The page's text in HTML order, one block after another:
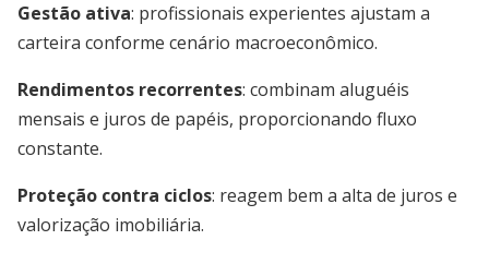
Gestão ativa: profissionais experientes ajustam a
carteira conforme cenário macroeconômico.
Rendimentos recorrentes: combinam aluguéis
mensais e juros de papéis, proporcionando fluxo
constante.
Proteção contra ciclos: reagem bem a alta de juros e
valorização imobiliária.